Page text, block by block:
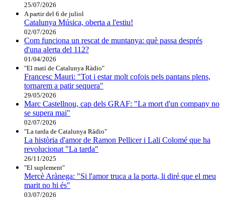
25/07/2026
A partir del 6 de juliol
Catalunya Música, oberta a l'estiu!
02/07/2026
Com funciona un rescat de muntanya: què passa després
d'una alerta del 112?
01/04/2026
"El matí de Catalunya Ràdio"
Francesc Mauri: "Tot i estar molt cofois pels pantans plens,
tornarem a patir sequera"
29/05/2026
Marc Castellnou, cap dels GRAF: "La mort d'un company no
se supera mai"
02/07/2026
"La tarda de Catalunya Ràdio"
La història d'amor de Ramon Pellicer i Lali Colomé que ha
revolucionat "La tarda"
26/11/2025
"El suplement"
Mercè Arànega: "Si l'amor truca a la porta, li diré que el meu
marit no hi és"
03/07/2026